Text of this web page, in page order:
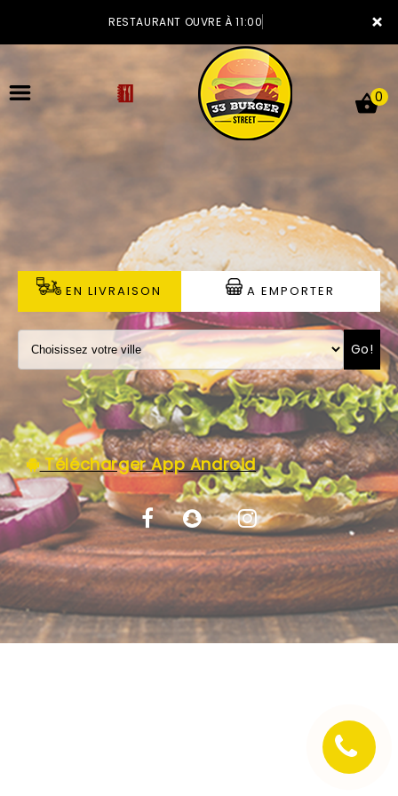
×
RESTAURANT OUVRE À 11:00
LA CARTE
VOTRE COMPTE
NOTRE RESTAURANT
VOS AVIS
MENTIONS LÉGALES
C.G.V
0
EN LIVRAISON A EMPORTER
Go!
Télécharger App Android